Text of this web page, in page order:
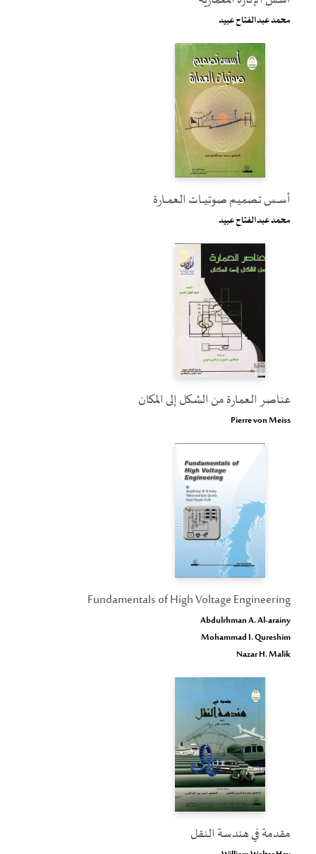
محمد عبدالفتاح عبيد
أســس تصميـم صوتيـــات العمـــارة
محمد عبدالفتاح عبيد
عناصر العمارة من الشكل إلى المكان
Pierre von Meiss
Fundamentals of High Voltage Engineering
Abdulrhman A. Al-arainy
Mohammad I. Qureshim
Nazar H. Malik
مقدمة في هندسة النقل